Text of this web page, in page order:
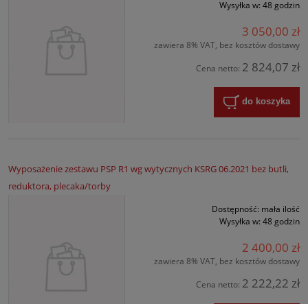
Wysyłka w: 48 godzin
3 050,00 zł
zawiera 8% VAT, bez kosztów dostawy
Cena netto: 2 824,07 zł
do koszyka
Wyposażenie zestawu PSP R1 wg wytycznych KSRG 06.2021 bez butli,
reduktora, plecaka/torby
Dostępność: mała ilość
Wysyłka w: 48 godzin
2 400,00 zł
zawiera 8% VAT, bez kosztów dostawy
Cena netto: 2 222,22 zł